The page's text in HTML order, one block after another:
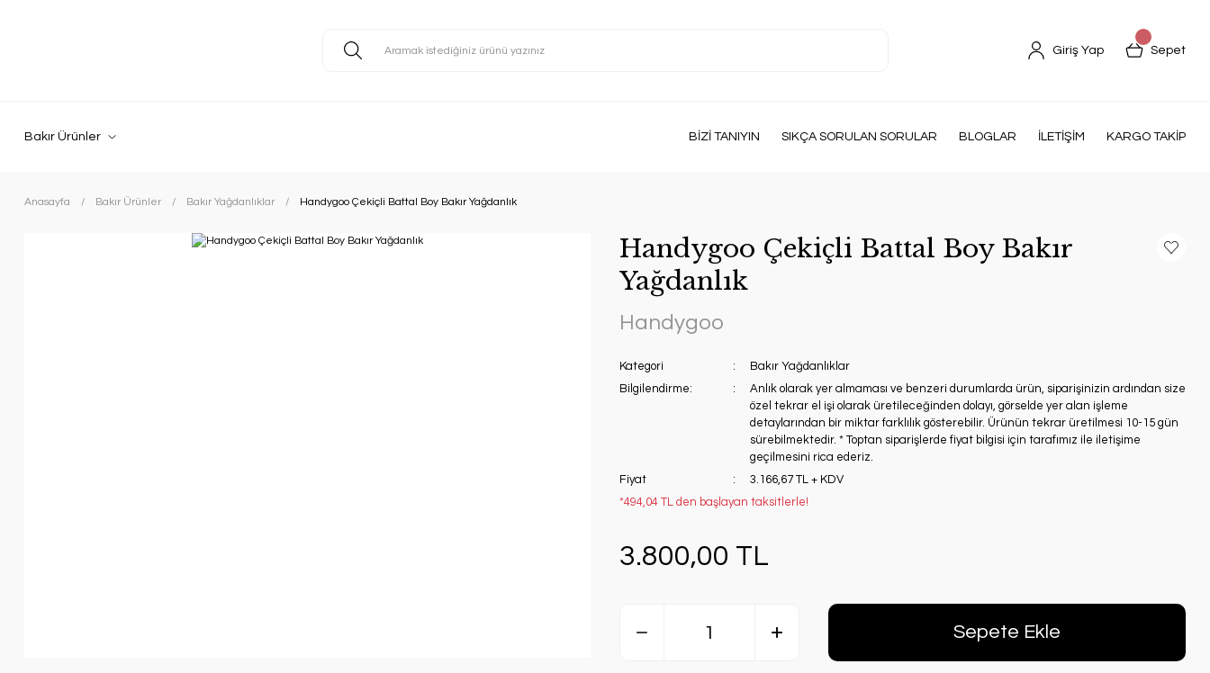
Giriş Yap Sepet
Bakır Ürünler BİZİ TANIYIN SIKÇA SORULAN SORULAR BLOGLAR İLETİŞİM KARGO TAKİP
Anasayfa Bakır Ürünler Bakır Yağdanlıklar Handygoo Çekiçli Battal Boy Bakır Yağdanlık
Handygoo Çekiçli Battal Boy Bakır
Yağdanlık
Handygoo
Kategori
Bakır Yağdanlıklar
Bilgilendirme:
Anlık olarak yer almaması ve benzeri durumlarda ürün, siparişinizin ardından size
özel tekrar el işi olarak üretileceğinden dolayı, görselde yer alan işleme
detaylarından bir miktar farklılık gösterebilir. Ürünün tekrar üretilmesi 10-15 gün
sürebilmektedir. * Toptan siparişlerde fiyat bilgisi için tarafımız ile iletişime
geçilmesini rica ederiz.
Fiyat
3.166,67 TL + KDV
*494,04 TL den başlayan taksitlerle!
3.800,00 TL
Sepete Ekle